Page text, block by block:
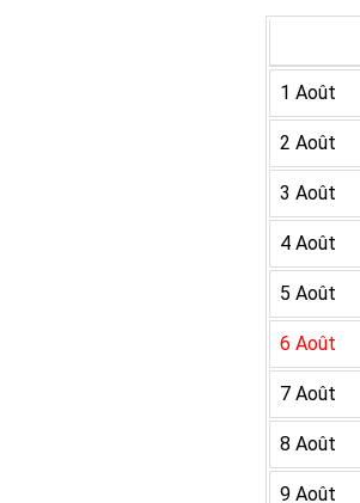
1 Août
2 Août
3 Août
4 Août
5 Août
6 Août
7 Août
8 Août
9 Août